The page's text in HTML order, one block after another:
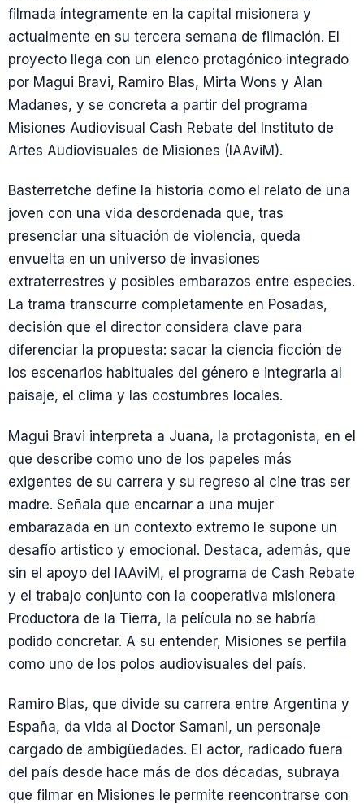
filmada íntegramente en la capital misionera y
actualmente en su tercera semana de filmación. El
proyecto llega con un elenco protagónico integrado
por Magui Bravi, Ramiro Blas, Mirta Wons y Alan
Madanes, y se concreta a partir del programa
Misiones Audiovisual Cash Rebate del Instituto de
Artes Audiovisuales de Misiones (IAAviM).
Basterretche define la historia como el relato de una
joven con una vida desordenada que, tras
presenciar una situación de violencia, queda
envuelta en un universo de invasiones
extraterrestres y posibles embarazos entre especies.
La trama transcurre completamente en Posadas,
decisión que el director considera clave para
diferenciar la propuesta: sacar la ciencia ficción de
los escenarios habituales del género e integrarla al
paisaje, el clima y las costumbres locales.
Magui Bravi interpreta a Juana, la protagonista, en el
que describe como uno de los papeles más
exigentes de su carrera y su regreso al cine tras ser
madre. Señala que encarnar a una mujer
embarazada en un contexto extremo le supone un
desafío artístico y emocional. Destaca, además, que
sin el apoyo del IAAviM, el programa de Cash Rebate
y el trabajo conjunto con la cooperativa misionera
Productora de la Tierra, la película no se habría
podido concretar. A su entender, Misiones se perfila
como uno de los polos audiovisuales del país.
Ramiro Blas, que divide su carrera entre Argentina y
España, da vida al Doctor Samani, un personaje
cargado de ambigüedades. El actor, radicado fuera
del país desde hace más de dos décadas, subraya
que filmar en Misiones le permite reencontrarse con